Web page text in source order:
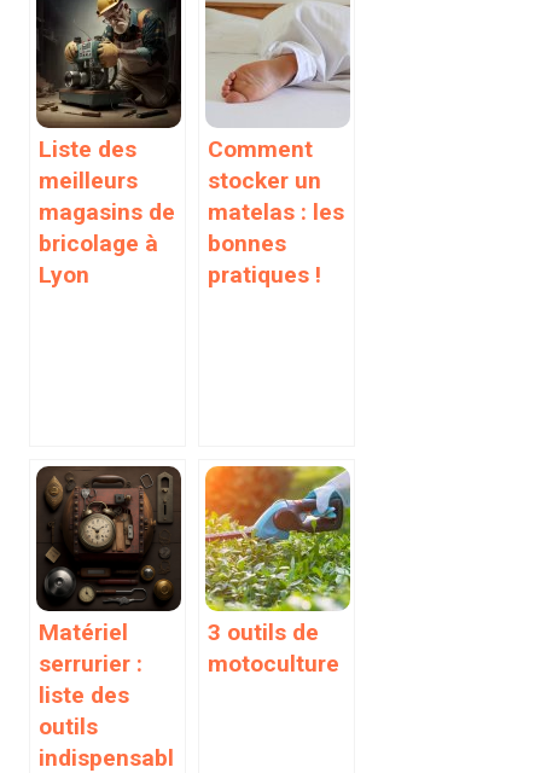
Liste des
meilleurs
magasins de
bricolage à
Lyon
Comment
stocker un
matelas : les
bonnes
pratiques !
Matériel
serrurier :
liste des
outils
indispensabl
3 outils de
motoculture